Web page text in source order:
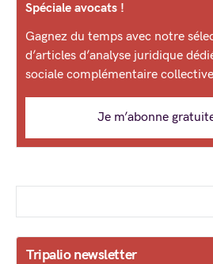
Spéciale avocats !
Gagnez du temps avec notre
d’articles d’analyse juridique
sociale complémentaire
Je m’abonne
Tripalio newsletter